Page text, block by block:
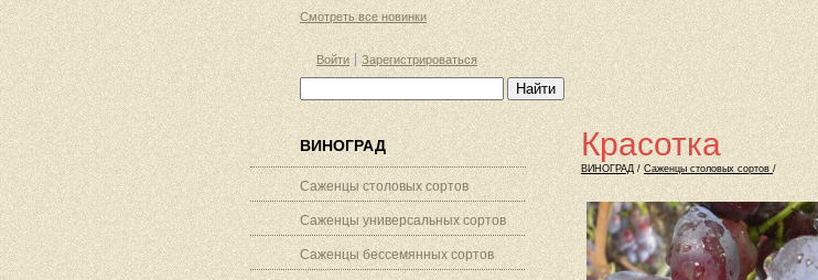
Смотреть все новинки
Войти Зарегистрироваться
ВИНОГРАД
Саженцы столовых сортов
Саженцы универсальных сортов
Саженцы бессемянных сортов
Красотка
ВИНОГРАД / Саженцы столовых сортов /